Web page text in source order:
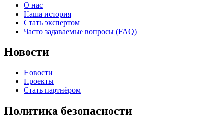
О нас
Наша история
Стать экспертом
Часто задаваемые вопросы (FAQ)
Новости
Новости
Проекты
Стать партнёром
Политика безопасности